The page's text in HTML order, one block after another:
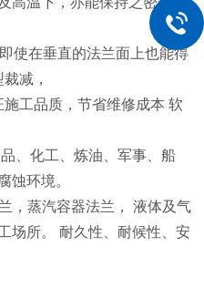
使在垂直的法兰面上也能得
减，
工品质，节省维修成本 软
、化工、炼油、军事、船
蚀环境。
，蒸汽容器法兰， 液体及气
场所。 耐久性、耐候性、安